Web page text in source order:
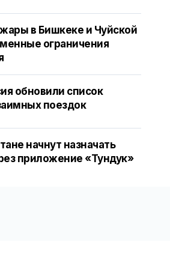
в Бишкеке и Чуйской
ограничения
обновили список
поездок
начнут назначать
приложение «Тундук»